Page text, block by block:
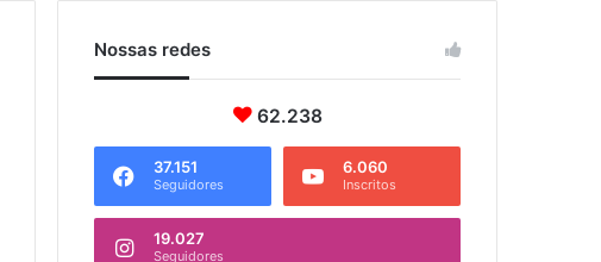
Nossas redes
62.238
37.151
Seguidores
6.060
Inscritos
19.027
Seguidores